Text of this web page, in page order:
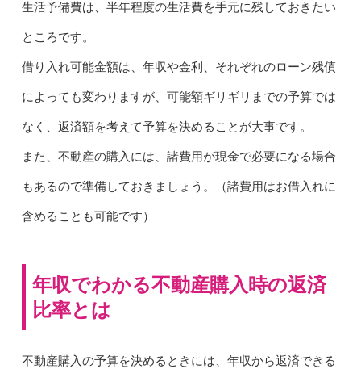
生活予備費は、半年程度の生活費を手元に残しておきたい
ところです。
借り入れ可能金額は、年収や金利、それぞれのローン残債
によっても変わりますが、可能額ギリギリまでの予算では
なく、返済額を考えて予算を決めることが大事です。
また、不動産の購入には、諸費用が現金で必要になる場合
もあるので準備しておきましょう。（諸費用はお借入れに
含めることも可能です）
年収でわかる不動産購入時の返済
比率とは
不動産購入の予算を決めるときには、年収から返済できる